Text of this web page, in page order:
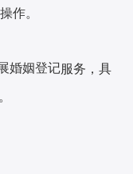
作。
婚姻登记服务，具